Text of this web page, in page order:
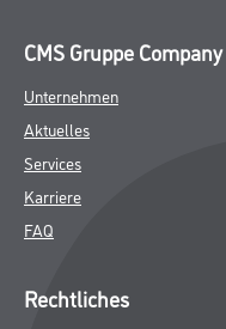
CMS Gruppe Company
Unternehmen
Aktuelles
Services
Karriere
FAQ
Rechtliches